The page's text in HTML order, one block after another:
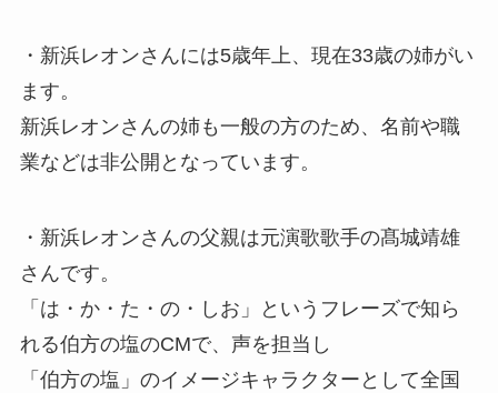
・新浜レオンさんには5歳年上、現在33歳の姉がい
ます。
新浜レオンさんの姉も一般の方のため、名前や職
業などは非公開となっています。
・新浜レオンさんの父親は元演歌歌手の髙城靖雄
さんです。
「は・か・た・の・しお」というフレーズで知ら
れる伯方の塩のCMで、声を担当し
「伯方の塩」のイメージキャラクターとして全国